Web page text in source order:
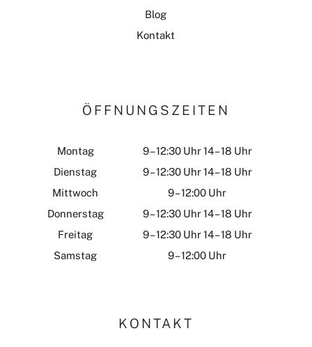
Blog
Kontakt
ÖFFNUNGSZEITEN
Montag
9 – 12:30 Uhr 14 – 18 Uhr
Dienstag
9 – 12:30 Uhr 14 – 18 Uhr
Mittwoch
9 – 12:00 Uhr
Donnerstag
9 – 12:30 Uhr 14 – 18 Uhr
Freitag
9 – 12:30 Uhr 14 – 18 Uhr
Samstag
9 – 12:00 Uhr
KONTAKT